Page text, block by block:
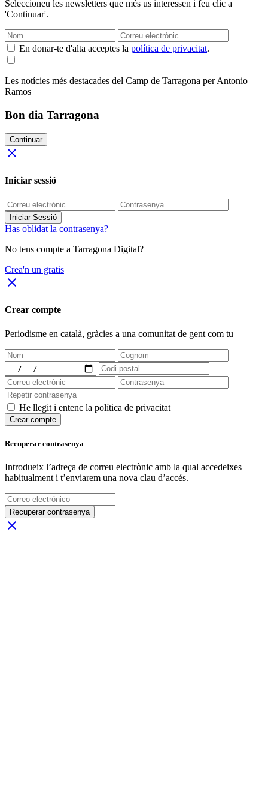
Seleccioneu les newsletters que més us interessen i feu clic a
'Continuar'.
En donar-te d'alta acceptes la política de privacitat.
Les notícies més destacades del Camp de Tarragona per Antonio
Ramos
Bon dia Tarragona
Continuar
close
Iniciar sessió
Iniciar Sessió
Has oblidat la contrasenya?
No tens compte a Tarragona Digital?
Crea'n un gratis
close
Crear compte
Periodisme en català, gràcies a una comunitat de gent com tu
He llegit i entenc la política de privacitat
Crear compte
Recuperar contrasenya
Introdueix l’adreça de correu electrònic amb la qual accedeixes
habitualment i t’enviarem una nova clau d’accés.
Recuperar contrasenya
close